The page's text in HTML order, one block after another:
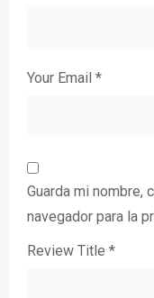
Your Email *
Guarda mi nombre,
navegador para la
Review Title *